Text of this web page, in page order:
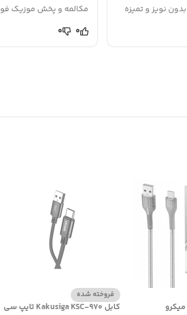
نویز و تمیزه
مکالمه و پخش موزیک
0
0
فروخته شده
کابل Kakusiga KSC-970 تایپ سی